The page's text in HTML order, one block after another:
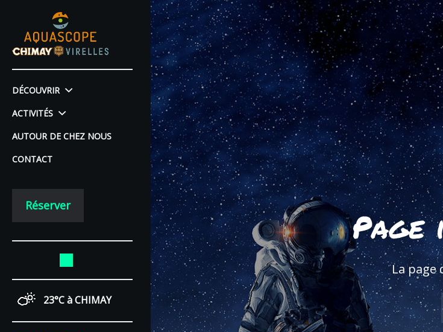
DÉCOUVRIR
ACTIVITÉS
AUTOUR DE CHEZ NOUS
CONTACT
Réserver
23°Cà CHIMAY
Page
La page